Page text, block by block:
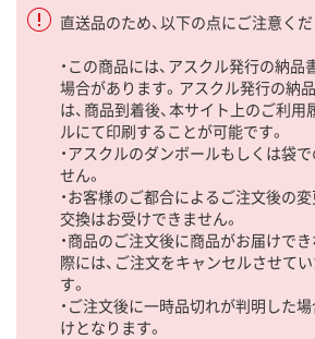
直送品のため、以下の点にご注意くだ
・この商品には、アスクル発行の納
場合があります。アスクル発行の納
は、商品到着後、本サイト上のご利
ルにて印刷することが可能です。
・アスクルのダンボールもしくは袋
せん。
・お客様のご都合によるご注文後の変
交換はお受けできません。
・商品のご注文後に商品がお届けで
際には、ご注文をキャンセルさせて
す。
・ご注文後に一時品切れが判明した
けとなります。